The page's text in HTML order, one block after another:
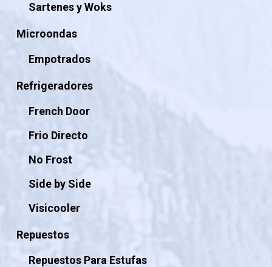
Sartenes y Woks
Microondas
Empotrados
Refrigeradores
French Door
Frio Directo
No Frost
Side by Side
Visicooler
Repuestos
Repuestos Para Estufas